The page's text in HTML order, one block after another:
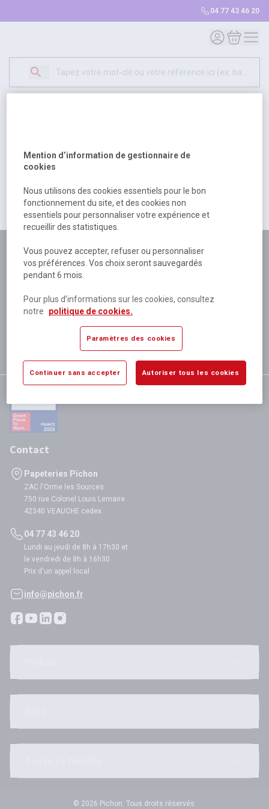
04 77 43 46 20
Mon compte
Mon
500
excuser pour la gêne occasionée.
Retour Retour à l'accueil
Plus de 180 personnes
à votre écoute
Plus de 80 000 références
disponibles
Expédition le jour même
si validation avant 12h
satisfaction totale
Contact
Papeteries Pichon
ZAC l'Orme les Sources
750 rue Colonel Louis Lemaire
42340 VEAUCHE cedex
04 77 43 46 20
Lundi au jeudi de 8h à 17h30 et
le vendredi de 8h à 16h30
Prix d'un appel local
info@pichon.fr
© 2026 Pichon. Tous droits réservés.
Mention d’information de gestionnaire de
cookies
Nous utilisons des cookies essentiels pour le bon
fonctionnement du site, et des cookies non
essentiels pour personnaliser votre expérience et
recueillir des statistiques.
Vous pouvez accepter, refuser ou personnaliser
vos préférences. Vos choix seront sauvegardés
pendant 6 mois.
Pour plus d’informations sur les cookies, consultez
notre
politique de cookies.
Paramètres des cookies
Continuer sans accepter Autoriser tous les cookies